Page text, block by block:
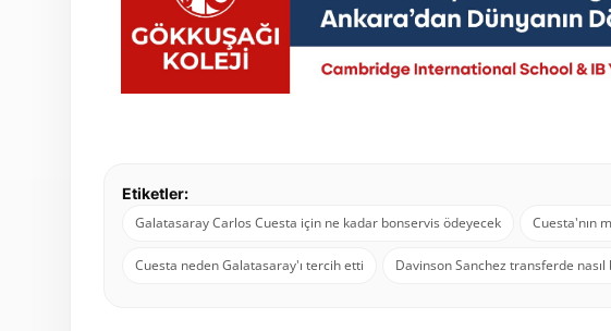
Etiketler:
Galatasaray Carlos Cuesta için ne kadar bonservis ödeyecek
Cuesta'nın
Cuesta neden Galatasaray'ı tercih etti Davinson Sanchez transferde nasıl